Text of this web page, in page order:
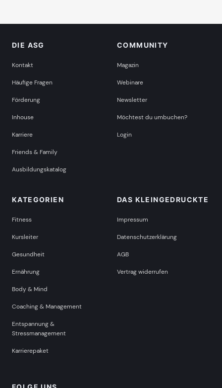
DIE ASG
Kontakt
Häufige Fragen
Förderung
Inhouse
Karriere
Friends & Family
Ausbildungskatalog
COMMUNITY
Magazin
Webinare
Newsletter
Möchtest du umbuchen?
Login
KATEGORIEN
Fitness
Kursleiter
Gesundheit
Ernährung
Body & Mind
Coaching & Management
Entspannung &
Stressmanagement
Karrierepaket
DAS KLEINGEDRUCKTE
Impressum
Datenschutzerklärung
AGB
Vertrag widerrufen